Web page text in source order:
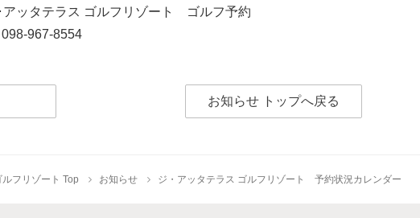
アッタテラス ゴルフリゾート ゴルフ予約
098-967-8554
お知らせ トップへ戻る
ルフリゾート Top お知らせ ジ・アッタテラス ゴルフリゾート 予約状況カレンダー